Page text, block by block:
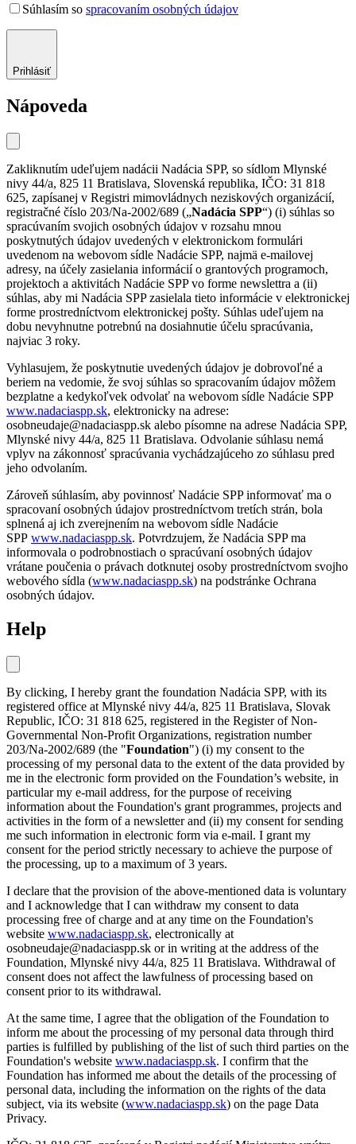
Súhlasím so spracovaním osobných údajov
Prihlásiť
Nápoveda
Zakliknutím udeľujem nadácii Nadácia SPP, so sídlom Mlynské
nivy 44/a, 825 11 Bratislava, Slovenská republika, IČO: 31 818
625, zapísanej v Registri mimovládnych neziskových organizácií,
registračné číslo 203/Na-2002/689 („Nadácia SPP“) (i) súhlas so
spracúvaním svojich osobných údajov v rozsahu mnou
poskytnutých údajov uvedených v elektronickom formulári
uvedenom na webovom sídle Nadácie SPP, najmä e-mailovej
adresy, na účely zasielania informácií o grantových programoch,
projektoch a aktivitách Nadácie SPP vo forme newslettra a (ii)
súhlas, aby mi Nadácia SPP zasielala tieto informácie v elektronickej
forme prostredníctvom elektronickej pošty. Súhlas udeľujem na
dobu nevyhnutne potrebnú na dosiahnutie účelu spracúvania,
najviac 3 roky.
Vyhlasujem, že poskytnutie uvedených údajov je dobrovoľné a
beriem na vedomie, že svoj súhlas so spracovaním údajov môžem
bezplatne a kedykoľvek odvolať na webovom sídle Nadácie SPP
www.nadaciaspp.sk, elektronicky na adrese:
osobneudaje@nadaciaspp.sk alebo písomne na adrese Nadácia SPP,
Mlynské nivy 44/a, 825 11 Bratislava. Odvolanie súhlasu nemá
vplyv na zákonnosť spracúvania vychádzajúceho zo súhlasu pred
jeho odvolaním.
Zároveň súhlasím, aby povinnosť Nadácie SPP informovať ma o
spracovaní osobných údajov prostredníctvom tretích strán, bola
splnená aj ich zverejnením na webovom sídle Nadácie
SPP www.nadaciaspp.sk. Potvrdzujem, že Nadácia SPP ma
informovala o podrobnostiach o spracúvaní osobných údajov
vrátane poučenia o právach dotknutej osoby prostredníctvom svojho
webového sídla (www.nadaciaspp.sk) na podstránke Ochrana
osobných údajov.
Help
By clicking, I hereby grant the foundation Nadácia SPP, with its
registered office at Mlynské nivy 44/a, 825 11 Bratislava, Slovak
Republic, IČO: 31 818 625, registered in the Register of Non-
Governmental Non-Profit Organizations, registration number
203/Na-2002/689 (the "Foundation") (i) my consent to the
processing of my personal data to the extent of the data provided by
me in the electronic form provided on the Foundation’s website, in
particular my e-mail address, for the purpose of receiving
information about the Foundation's grant programmes, projects and
activities in the form of a newsletter and (ii) my consent for sending
me such information in electronic form via e-mail. I grant my
consent for the period strictly necessary to achieve the purpose of
the processing, up to a maximum of 3 years.
I declare that the provision of the above-mentioned data is voluntary
and I acknowledge that I can withdraw my consent to data
processing free of charge and at any time on the Foundation's
website www.nadaciaspp.sk, electronically at
osobneudaje@nadaciaspp.sk or in writing at the address of the
Foundation, Mlynské nivy 44/a, 825 11 Bratislava. Withdrawal of
consent does not affect the lawfulness of processing based on
consent prior to its withdrawal.
At the same time, I agree that the obligation of the Foundation to
inform me about the processing of my personal data through third
parties is fulfilled by publishing of the list of such third parties on the
Foundation's website www.nadaciaspp.sk. I confirm that the
Foundation has informed me about the details of the processing of
personal data, including the information on the rights of the data
subject, via its website (www.nadaciaspp.sk) on the page Data
Privacy.